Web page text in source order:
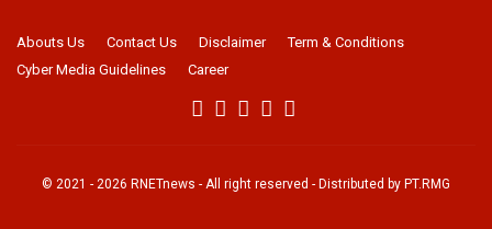
Abouts Us Contact Us Disclaimer
Term & Conditions
Cyber Media Guidelines
Career
© 2021 - 2026 RNETnews - All right reserved - Distributed by PT.RMG